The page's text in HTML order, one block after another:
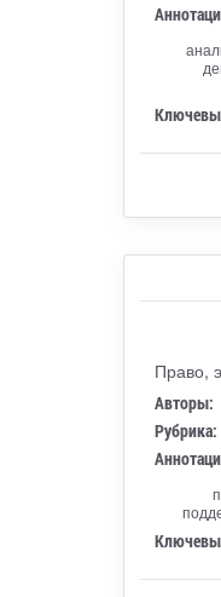
Право,
Авторы:
Рубрика: